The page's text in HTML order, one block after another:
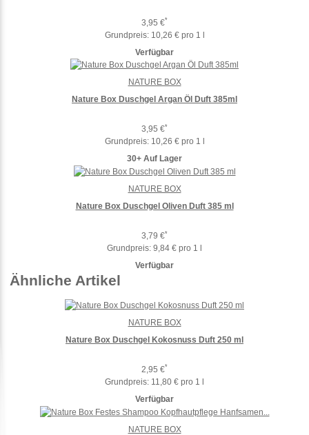
3,95 €*
Grundpreis: 10,26 € pro 1 l
Verfügbar
Nature Box Duschgel Argan Öl Duft 385ml
3,95 €*
Grundpreis: 10,26 € pro 1 l
30+ Auf Lager
NATURE BOX
Nature Box Duschgel Oliven Duft 385 ml
3,79 €*
Grundpreis: 9,84 € pro 1 l
Verfügbar
NATURE BOX
Ähnliche Artikel
Nature Box Duschgel Kokosnuss Duft 250 ml
2,95 €*
Grundpreis: 11,80 € pro 1 l
Verfügbar
NATURE BOX
NATURE BOX